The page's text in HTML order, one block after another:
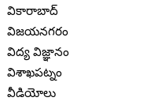
వికారాబాద్
విజయనగరం
విద్య విజ్ఞానం
విశాఖపట్నం
వీడియోలు